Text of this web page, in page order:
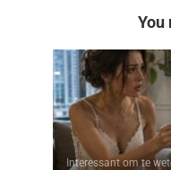
You
Interessant om te